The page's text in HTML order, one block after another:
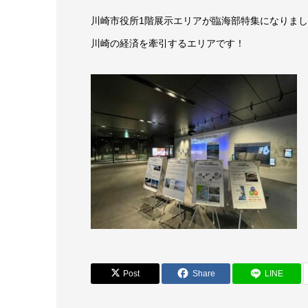
川崎市役所1階展示エリアが臨海部特集になりまし
川崎の経済を牽引するエリアです！
Post Share LINE